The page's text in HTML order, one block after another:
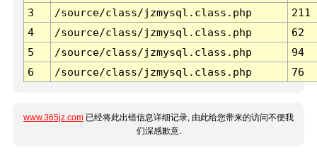
3 /source/class/jzmysql.class.php
211
4
/source/class/jzmysql.class.php
62
5
/source/class/jzmysql.class.php
94
6
/source/class/jzmysql.class.php 76
www.365jz.com 已经将此出错信息详细记录, 由此给您带来的访问不便我
们深感歉意.